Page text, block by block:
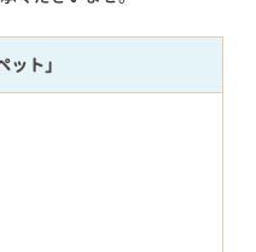
ット」